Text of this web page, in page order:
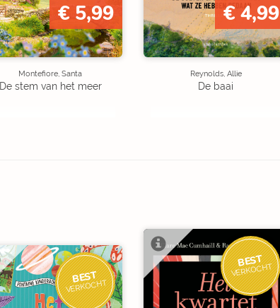
€ 5,99
Montefiore, Santa
De stem van het meer
€ 4,99
Reynolds, Allie
De baai
BEST
VERKOCHT
BEST
VERKOCHT